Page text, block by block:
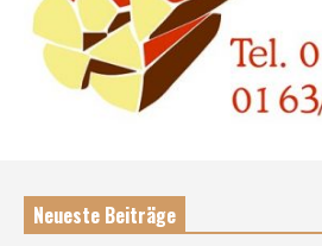
Neueste Beiträge